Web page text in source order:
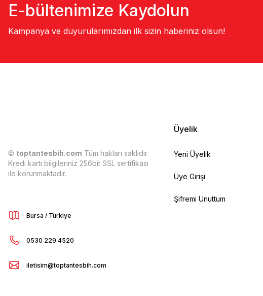
E-bültenimize Kaydolun
Kampanya ve duyurularımızdan ilk sizin haberiniz olsun!
© toptantesbih.com Tüm hakları saklıdır.
Kredi kartı bilgileriniz 256bit SSL sertifikası
ile korunmaktadır.
Bursa / Türkiye
0530 229 4520
iletisim@toptantesbih.com
Üyelik
Yeni Üyelik
Üye Girişi
Şifremi Unuttum